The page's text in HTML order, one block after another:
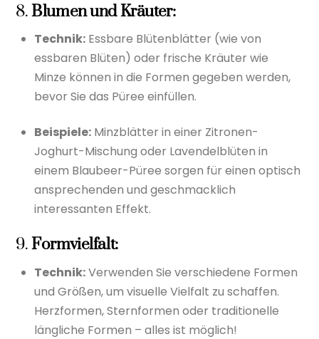
8.Blumen und Kräuter:
Technik: Essbare Blütenblätter (wie von
essbaren Blüten) oder frische Kräuter wie
Minze können in die Formen gegeben werden,
bevor Sie das Püree einfüllen.
Beispiele: Minzblätter in einer Zitronen-
Joghurt-Mischung oder Lavendelblüten in
einem Blaubeer-Püree sorgen für einen optisch
ansprechenden und geschmacklich
interessanten Effekt.
9.Formvielfalt:
Technik:Verwenden Sie verschiedene Formen
und Größen, um visuelle Vielfalt zu schaffen.
Herzformen, Sternformen oder traditionelle
längliche Formen – alles ist möglich!